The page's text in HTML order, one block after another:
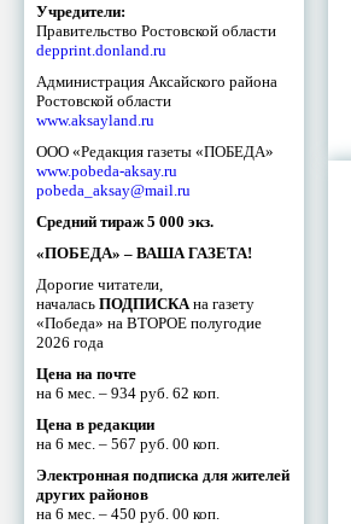
Учредители:
Правительство Ростовской области
depprint.donland.ru
Администрация Аксайского района
Ростовской области
www.aksayland.ru
ООО «Редакция газеты «ПОБЕДА»
www.pobeda-aksay.ru
pobeda_aksay@mail.ru
Средний тираж 5 000 экз.
«ПОБЕДА» – ВАША ГАЗЕТА!
Дорогие читатели,
началась ПОДПИСКА на газету
«Победа» на ВТОРОЕ полугодие
2026 года
Цена на почте
на 6 мес. – 934 руб. 62 коп.
Цена в редакции
на 6 мес. – 567 руб. 00 коп.
Электронная подписка для жителей
других районов
на 6 мес. – 450 руб. 00 коп.